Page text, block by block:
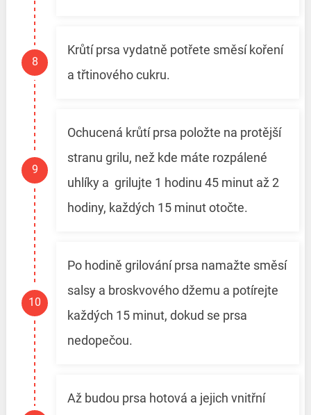
Krůtí prsa vydatně potřete směsí koření
a třtinového cukru.
Ochucená krůtí prsa položte na protější
stranu grilu, než kde máte rozpálené
uhlíky a grilujte 1 hodinu 45 minut až 2
hodiny, každých 15 minut otočte.
Po hodině grilování prsa namažte směsí
salsy a broskvového džemu a potírejte
každých 15 minut, dokud se prsa
nedopečou.
Až budou prsa hotová a jejich vnitřní